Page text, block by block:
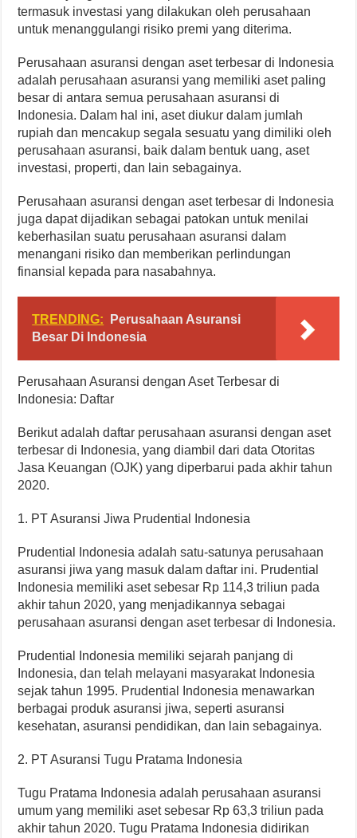
termasuk investasi yang dilakukan oleh perusahaan
untuk menanggulangi risiko premi yang diterima.
Perusahaan asuransi dengan aset terbesar di Indonesia
adalah perusahaan asuransi yang memiliki aset paling
besar di antara semua perusahaan asuransi di
Indonesia. Dalam hal ini, aset diukur dalam jumlah
rupiah dan mencakup segala sesuatu yang dimiliki oleh
perusahaan asuransi, baik dalam bentuk uang, aset
investasi, properti, dan lain sebagainya.
Perusahaan asuransi dengan aset terbesar di Indonesia
juga dapat dijadikan sebagai patokan untuk menilai
keberhasilan suatu perusahaan asuransi dalam
menangani risiko dan memberikan perlindungan
finansial kepada para nasabahnya.
TRENDING:
Perusahaan Asuransi
Besar Di Indonesia
Perusahaan Asuransi dengan Aset Terbesar di
Indonesia: Daftar
Berikut adalah daftar perusahaan asuransi dengan aset
terbesar di Indonesia, yang diambil dari data Otoritas
Jasa Keuangan (OJK) yang diperbarui pada akhir tahun
2020.
1. PT Asuransi Jiwa Prudential Indonesia
Prudential Indonesia adalah satu-satunya perusahaan
asuransi jiwa yang masuk dalam daftar ini. Prudential
Indonesia memiliki aset sebesar Rp 114,3 triliun pada
akhir tahun 2020, yang menjadikannya sebagai
perusahaan asuransi dengan aset terbesar di Indonesia.
Prudential Indonesia memiliki sejarah panjang di
Indonesia, dan telah melayani masyarakat Indonesia
sejak tahun 1995. Prudential Indonesia menawarkan
berbagai produk asuransi jiwa, seperti asuransi
kesehatan, asuransi pendidikan, dan lain sebagainya.
2. PT Asuransi Tugu Pratama Indonesia
Tugu Pratama Indonesia adalah perusahaan asuransi
umum yang memiliki aset sebesar Rp 63,3 triliun pada
akhir tahun 2020. Tugu Pratama Indonesia didirikan